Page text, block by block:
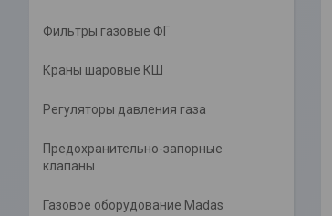
Фильтры газовые ФГ
Краны шаровые КШ
Регуляторы давления газа
Предохранительно-запорные
клапаны
Газовое оборудование Madas